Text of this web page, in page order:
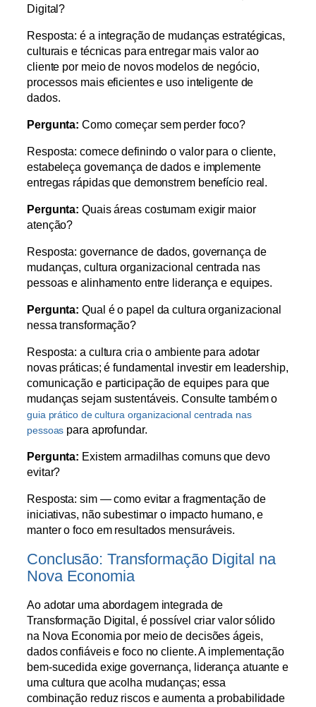
Digital?
Resposta: é a integração de mudanças estratégicas,
culturais e técnicas para entregar mais valor ao
cliente por meio de novos modelos de negócio,
processos mais eficientes e uso inteligente de
dados.
Pergunta: Como começar sem perder foco?
Resposta: comece definindo o valor para o cliente,
estabeleça governança de dados e implemente
entregas rápidas que demonstrem benefício real.
Pergunta: Quais áreas costumam exigir maior
atenção?
Resposta: governance de dados, governança de
mudanças, cultura organizacional centrada nas
pessoas e alinhamento entre liderança e equipes.
Pergunta: Qual é o papel da cultura organizacional
nessa transformação?
Resposta: a cultura cria o ambiente para adotar
novas práticas; é fundamental investir em leadership,
comunicação e participação de equipes para que
mudanças sejam sustentáveis. Consulte também o
guia prático de cultura organizacional centrada nas
pessoas para aprofundar.
Pergunta: Existem armadilhas comuns que devo
evitar?
Resposta: sim — como evitar a fragmentação de
iniciativas, não subestimar o impacto humano, e
manter o foco em resultados mensuráveis.
Conclusão: Transformação Digital na
Nova Economia
Ao adotar uma abordagem integrada de
Transformação Digital, é possível criar valor sólido
na Nova Economia por meio de decisões ágeis,
dados confiáveis e foco no cliente. A implementação
bem-sucedida exige governança, liderança atuante e
uma cultura que acolha mudanças; essa
combinação reduz riscos e aumenta a probabilidade